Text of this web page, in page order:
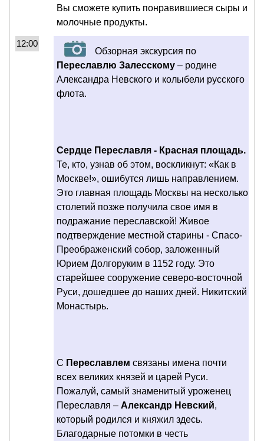
Вы сможете купить понравившиеся сыры и
молочные продукты.
12:00
Обзорная экскурсия по
Переславлю Залесскому – родине
Александра Невского и колыбели русского
флота.
Сердце Переславля - Красная площадь.
Те, кто, узнав об этом, воскликнут: «Как в
Москве!», ошибутся лишь направлением.
Это главная площадь Москвы на несколько
столетий позже получила свое имя в
подражание переславcкой! Живое
подтверждение местной старины - Спасо-
Преображенский собор, заложенный
Юрием Долгоруким в 1152 году. Это
старейшее сооружение северо-восточной
Руси, дошедшее до наших дней. Никитский
Монастырь.
С Переславлем связаны имена почти
всех великих князей и царей Руси.
Пожалуй, самый знаменитый уроженец
Переславля – Александр Невский,
который родился и княжил здесь.
Благодарные потомки в честь